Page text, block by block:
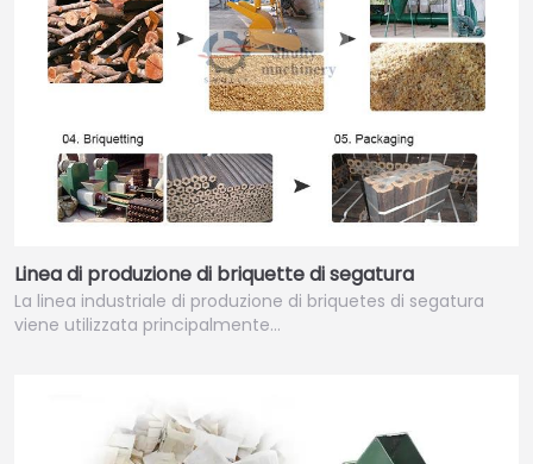
Linea di produzione di briquette di segatura
La linea industriale di produzione di briquetes di segatura
viene utilizzata principalmente…